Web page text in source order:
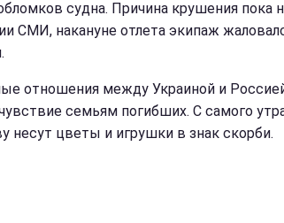
судна. Причина крушения пока
СМИ, накануне отлета экипаж
отношения между Украиной и
семьям погибших. С самого
несут цветы и игрушки в знак скорби.